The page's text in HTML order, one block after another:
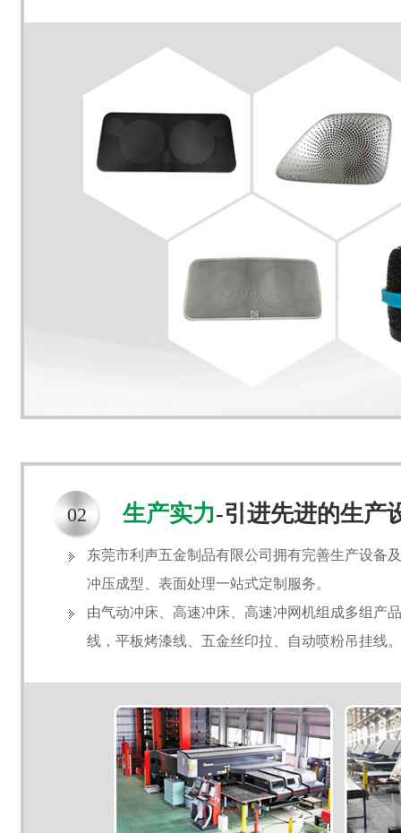
02 生产实力-引进先进的生产
东莞市利声五金制品有限公司拥有完善生产设备
冲压成型、表面处理一站式定制服务。
由气动冲床、高速冲床、高速冲网机组成多组产
线，平板烤漆线、五金丝印拉、自动喷粉吊挂线。